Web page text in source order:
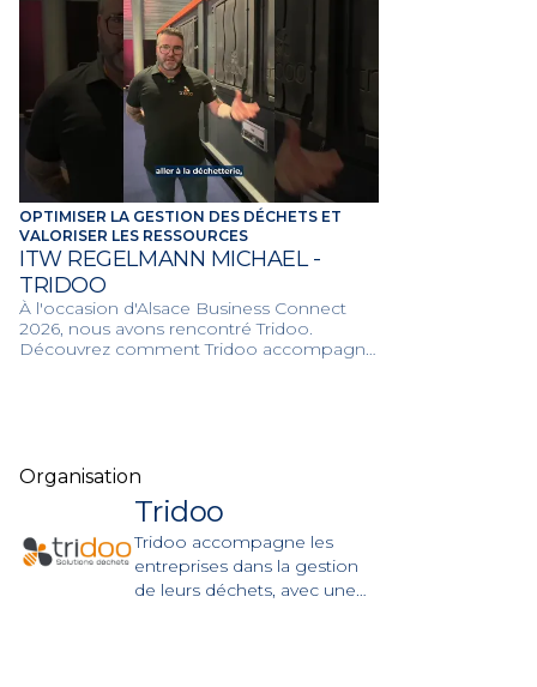
OPTIMISER LA GESTION DES DÉCHETS ET
VALORISER LES RESSOURCES
ITW REGELMANN MICHAEL -
TRIDOO
À l'occasion d'Alsace Business Connect
2026, nous avons rencontré Tridoo.
Découvrez comment Tridoo accompagne
Organisation
Tridoo
Tridoo accompagne les
entreprises dans la gestion
de leurs déchets, avec une